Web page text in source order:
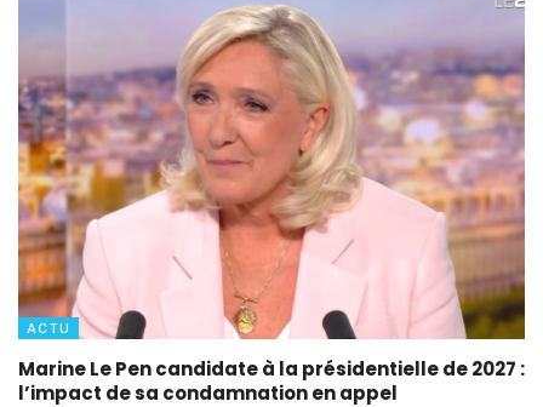
ACTU
Marine Le Pen candidate à la présidentielle de 2027 :
l’impact de sa condamnation en appel